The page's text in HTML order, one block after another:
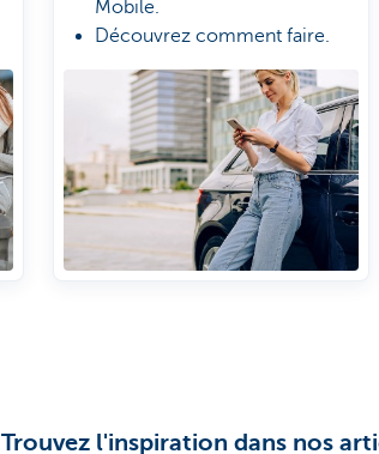
Mobile.
Découvrez comment faire.
Trouvez l'inspiration dans nos